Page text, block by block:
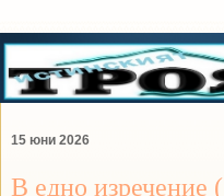
15 юни 2026
В едно изречение